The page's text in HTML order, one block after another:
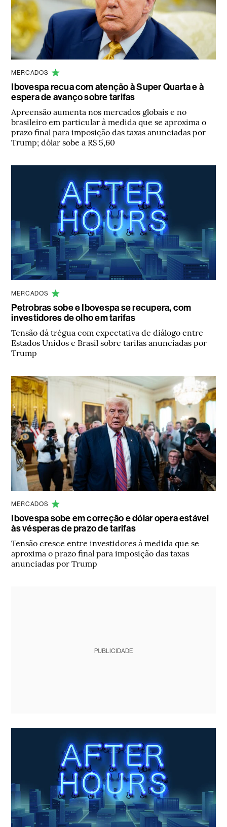
MERCADOS
Ibovespa recua com atenção à Super Quarta e à
espera de avanço sobre tarifas
Apreensão aumenta nos mercados globais e no
brasileiro em particular à medida que se aproxima o
prazo final para imposição das taxas anunciadas por
Trump; dólar sobe a R$ 5,60
MERCADOS
Petrobras sobe e Ibovespa se recupera, com
investidores de olho em tarifas
Tensão dá trégua com expectativa de diálogo entre
Estados Unidos e Brasil sobre tarifas anunciadas por
Trump
MERCADOS
Ibovespa sobe em correção e dólar opera estável
às vésperas de prazo de tarifas
Tensão cresce entre investidores à medida que se
aproxima o prazo final para imposição das taxas
anunciadas por Trump
PUBLICIDADE